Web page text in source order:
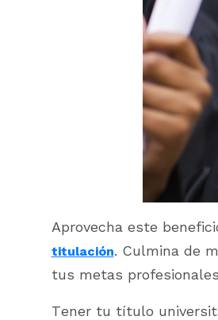
Aprovecha este
titulación. Culmina de
tus metas
Tener tu título